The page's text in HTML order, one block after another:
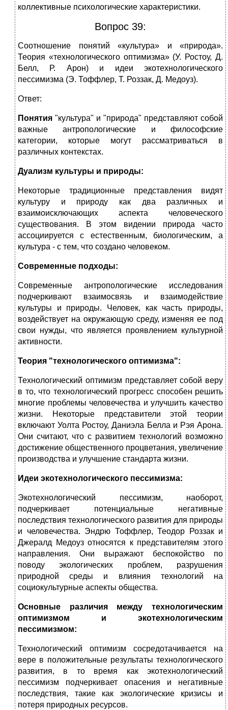
коллективные психологические характеристики.
Вопрос 39:
Соотношение понятий «культура» и «природа».
Теория «технологического оптимизма» (У. Ростоу, Д.
Белл, Р. Арон) и идеи экотехнологического
пессимизма (Э. Тоффлер, Т. Роззак, Д. Медоуз).
Ответ:
Понятия "культура" и "природа" представляют собой
важные антропологические и философские
категории, которые могут рассматриваться в
различных контекстах.
Дуализм культуры и природы:
Некоторые традиционные представления видят
культуру и природу как два различных и
взаимоисключающих аспекта человеческого
существования. В этом видении природа часто
ассоциируется с естественным, биологическим, а
культура - с тем, что создано человеком.
Современные подходы:
Современные антропологические исследования
подчеркивают взаимосвязь и взаимодействие
культуры и природы. Человек, как часть природы,
воздействует на окружающую среду, изменяя ее под
свои нужды, что является проявлением культурной
активности.
Теория "технологического оптимизма":
Технологический оптимизм представляет собой веру
в то, что технологический прогресс способен решить
многие проблемы человечества и улучшить качество
жизни. Некоторые представители этой теории
включают Уолта Ростоу, Даниэла Белла и Рэя Арона.
Они считают, что с развитием технологий возможно
достижение общественного процветания, увеличение
производства и улучшение стандарта жизни.
Идеи экотехнологического пессимизма:
Экотехнологический пессимизм, наоборот,
подчеркивает потенциальные негативные
последствия технологического развития для природы
и человечества. Эндрю Тоффлер, Теодор Роззак и
Джералд Медоуз относятся к представителям этого
направления. Они выражают беспокойство по
поводу экологических проблем, разрушения
природной среды и влияния технологий на
социокультурные аспекты общества.
Основные различия между технологическим
оптимизмом и экотехнологическим
пессимизмом:
Технологический оптимизм сосредотачивается на
вере в положительные результаты технологического
развития, в то время как экотехнологический
пессимизм подчеркивает опасения и негативные
последствия, такие как экологические кризисы и
потеря природных ресурсов.